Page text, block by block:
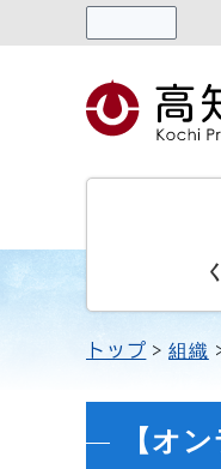
トップ 組織
【オ